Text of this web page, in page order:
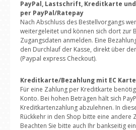
PayPal, Lastschrift, Kreditkarte
per PayPal/Ratepay
Nach Abschluss des Bestellvorgangs
weitergeleitet und können sich dort zur
Zugangsdaten anmelden. Eine
den Durchlauf der Kasse, direkt über
(Paypal express Checkout).
Kreditkarte/Bezahlung mit EC
Für eine Zahlung per Kreditkarte
Konto. Bei hohen Beträgen hält sich
Kreditkartenzahlung abzulehnen. In
Rückkehr in den Shop bitte eine andere
Beachten Sie bitte auch Ihr bankseitig